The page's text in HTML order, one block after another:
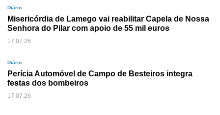
Diário
Misericórdia de Lamego vai reabilitar Capela de Nossa
Senhora do Pilar com apoio de 55 mil euros
17.07.26
Diário
Perícia Automóvel de Campo de Besteiros integra
festas dos bombeiros
17.07.26